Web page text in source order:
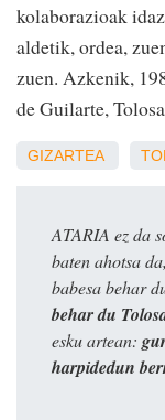
kolaborazioak
aldetik, ordea,
zuen. Azkenik,
de Guilarte,
GIZARTEA
ATARIA ez da
baten ahotsa
babesa behar
behar du
esku artean:
harpidedun